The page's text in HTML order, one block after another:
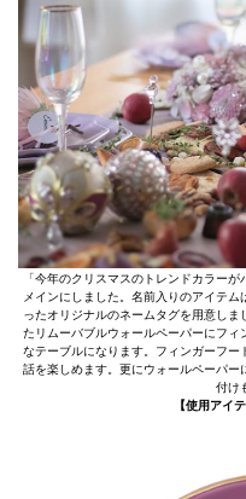
「今年のクリスマスのトレンドカラー
メインにしました。名前入りのアイテ
ったオリジナルのネームタグを用意し
たリムーバブルウォールペーパーにフ
なテーブルになります。フィンガーフ
話を楽しめます。更にウォールペーパ
付け
【使用アイテ